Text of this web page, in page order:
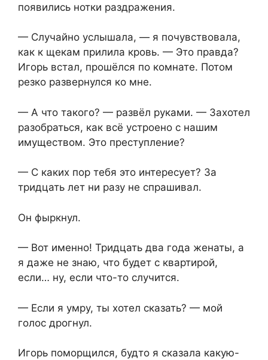
появились нотки раздражения.
— Случайно услышала, — я почувствовала,
как к щекам прилила кровь. — Это правда?
Игорь встал, прошёлся по комнате. Потом
резко развернулся ко мне.
— А что такого? — развёл руками. — Захотел
разобраться, как всё устроено с нашим
имуществом. Это преступление?
— С каких пор тебя это интересует? За
тридцать лет ни разу не спрашивал.
Он фыркнул.
— Вот именно! Тридцать два года женаты, а
я даже не знаю, что будет с квартирой,
если… ну, если что-то случится.
— Если я умру, ты хотел сказать? — мой
голос дрогнул.
Игорь поморщился, будто я сказала какую-